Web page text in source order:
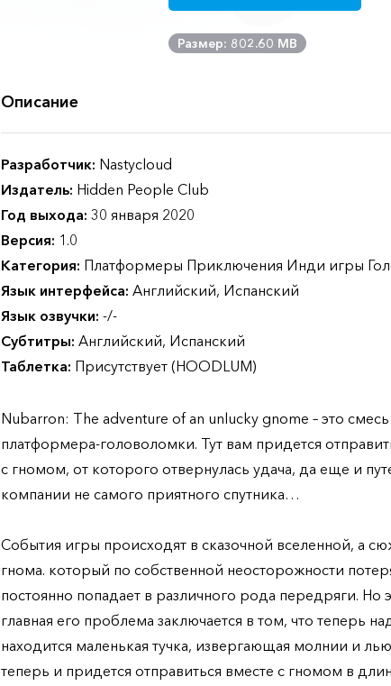
Размер: 802.60 MB
Описание
Разработчик: Nastycloud
Издатель: Hidden People Club
Год выхода: 30 января 2020
Версия: 1.0
Категория: Платформеры Приключения Инди игры
Язык интерфейса: Английский, Испанский
Язык озвучки: -/-
Субтитры: Английский, Испанский
Таблетка: Присутствует (HOODLUM)
Nubarron: The adventure of an unlucky gnome – это
платформера-головоломки. Тут вам придется
с гномом, от которого отвернулась удача, да еще и
компании не самого приятного спутника…
События игры происходят в сказочной вселенной, а
гнома. который по собственной неосторожности
постоянно попадает в различного рода передряги. Но
главная его проблема заключается в том, что теперь
находится маленькая тучка, извергающая молнии и
теперь и придется отправиться вместе с гномом в